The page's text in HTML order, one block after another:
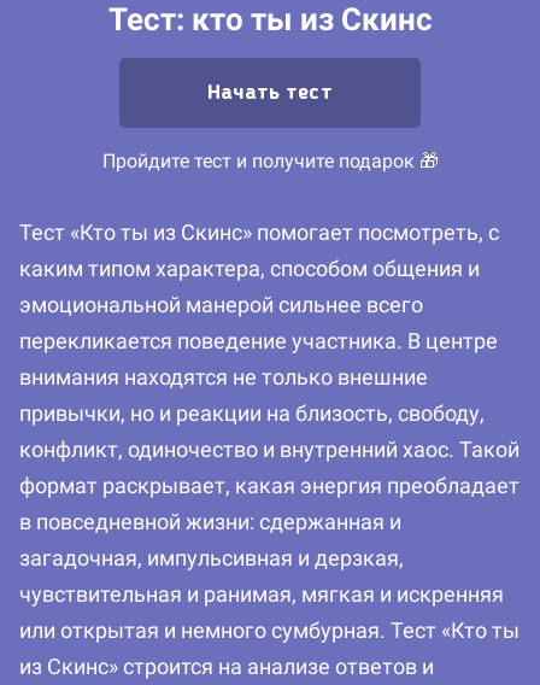
Тест: кто ты из Скинс
Начать тест
Пройдите тест и получите подарок 🎁
Тест «Кто ты из Скинс» помогает посмотреть, с
каким типом характера, способом общения и
эмоциональной манерой сильнее всего
перекликается поведение участника. В центре
внимания находятся не только внешние
привычки, но и реакции на близость, свободу,
конфликт, одиночество и внутренний хаос. Такой
формат раскрывает, какая энергия преобладает
в повседневной жизни: сдержанная и
загадочная, импульсивная и дерзкая,
чувствительная и ранимая, мягкая и искренняя
или открытая и немного сумбурная. Тест «Кто ты
из Скинс» строится на анализе ответов и